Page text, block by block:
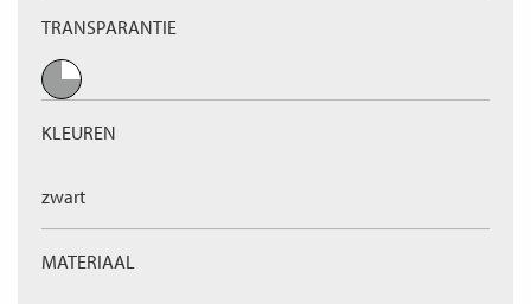
TRANSPARANTIE
KLEUREN
zwart
MATERIAAL